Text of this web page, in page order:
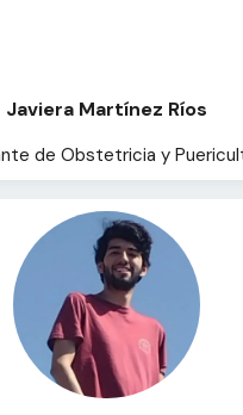
Javiera Martínez Ríos
de Obstetricia y